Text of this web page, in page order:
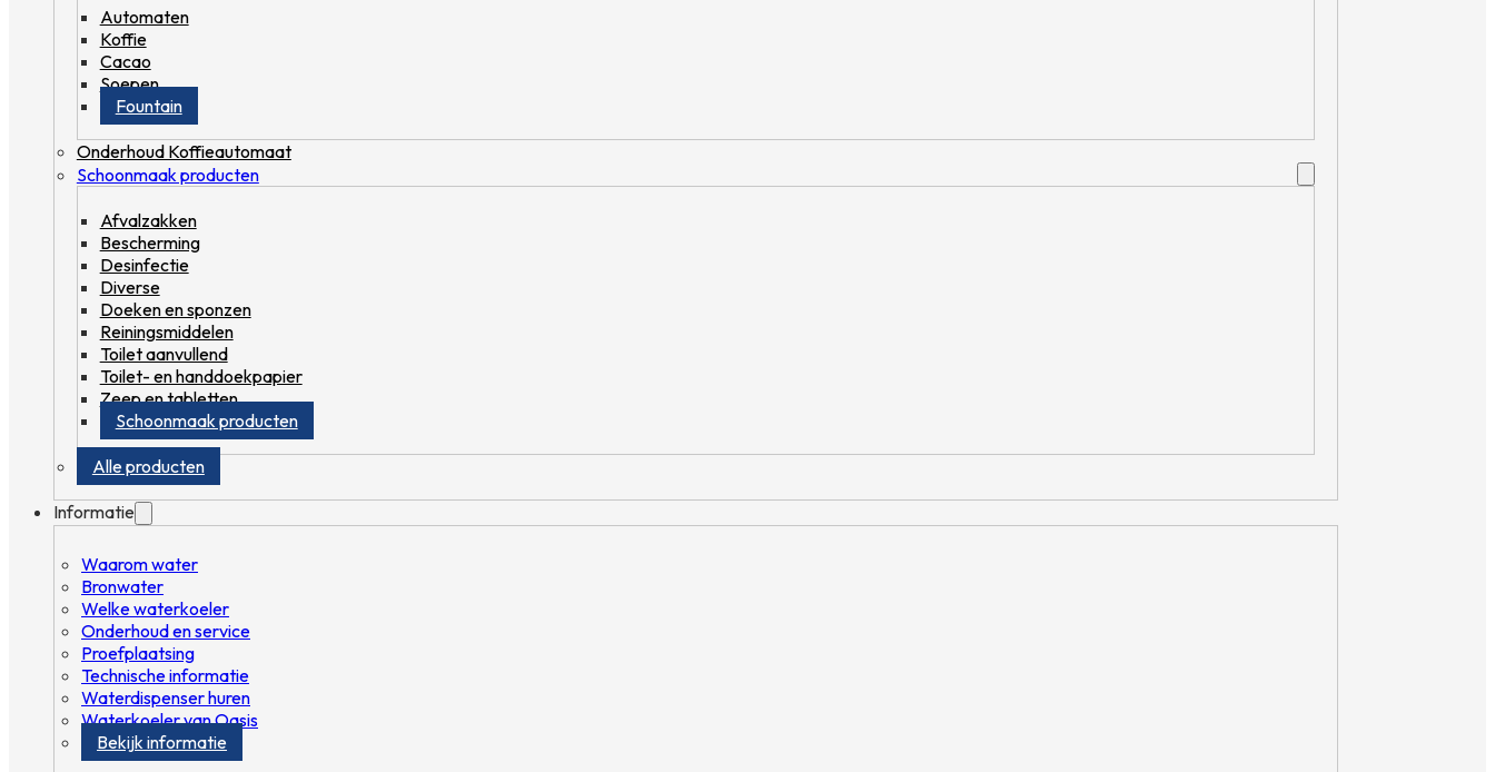
Automaten
Koffie
Cacao
Soepen
Fountain
Onderhoud Koffieautomaat
Schoonmaak producten
Afvalzakken
Bescherming
Desinfectie
Diverse
Doeken en sponzen
Reiningsmiddelen
Toilet aanvullend
Toilet- en handdoekpapier
Zeep en tabletten
Schoonmaak producten
Alle producten
Informatie
Waarom water
Bronwater
Welke waterkoeler
Onderhoud en service
Proefplaatsing
Technische informatie
Waterdispenser huren
Waterkoeler van Oasis
Bekijk informatie